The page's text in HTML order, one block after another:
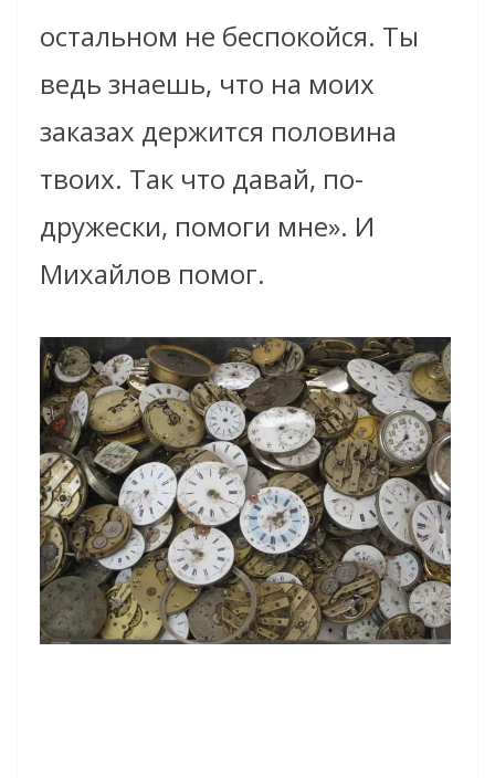
остальном не беспокойся. Ты
ведь знаешь, что на моих
заказах держится половина
твоих. Так что давай, по-
дружески, помоги мне». И
Михайлов помог.